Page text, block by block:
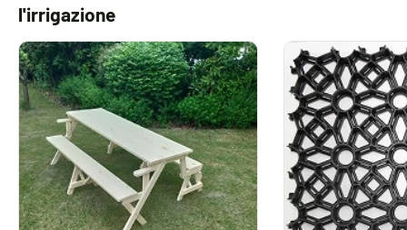
l'irrigazione